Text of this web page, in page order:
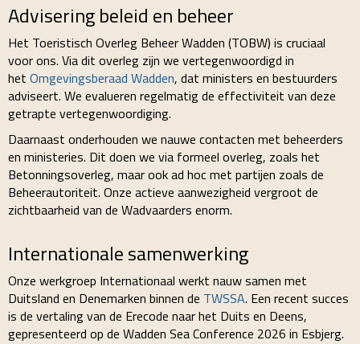
Advisering beleid en beheer
Het Toeristisch Overleg Beheer Wadden (TOBW) is cruciaal
voor ons. Via dit overleg zijn we vertegenwoordigd in
het Omgevingsberaad Wadden, dat ministers en bestuurders
adviseert. We evalueren regelmatig de effectiviteit van deze
getrapte vertegenwoordiging.
Daarnaast onderhouden we nauwe contacten met beheerders
en ministeries. Dit doen we via formeel overleg, zoals het
Betonningsoverleg, maar ook ad hoc met partijen zoals de
Beheerautoriteit. Onze actieve aanwezigheid vergroot de
zichtbaarheid van de Wadvaarders enorm.
Internationale samenwerking
Onze werkgroep Internationaal werkt nauw samen met
Duitsland en Denemarken binnen de TWSSA. Een recent succes
is de vertaling van de Erecode naar het Duits en Deens,
gepresenteerd op de Wadden Sea Conference 2026 in Esbjerg.